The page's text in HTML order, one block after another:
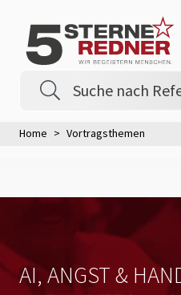
Home Vortragsthemen
AI, ANGST &